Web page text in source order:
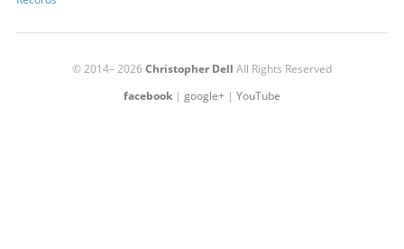
©2014– 2026 Christopher Dell All Rights Reserved
facebook | google+ | YouTube